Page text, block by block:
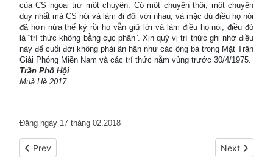
của CS ngoại trừ một chuyện. Có một chuyện thôi, một chuyện
duy nhất mà CS nói và làm đi đôi với nhau; và mặc dù điều họ nói
đã hơn nửa thế kỷ rồi họ vẫn giữ lời và làm điều họ nói, điều đó
là “trí thức không bằng cục phân”. Xin quý vị trí thức ghi nhớ điều
này để cuối đời không phải ân hận như các ông bà trong Mặt Trận
Giải Phóng Miền Nam và các trí thức nằm vùng trước 30/4/1975.
Trần Phố Hội
Muà Hè 2017
Đăng ngày 17 tháng 02.2018
Previous article: Đi nhận xác Thầy
Prev Next article:
Next